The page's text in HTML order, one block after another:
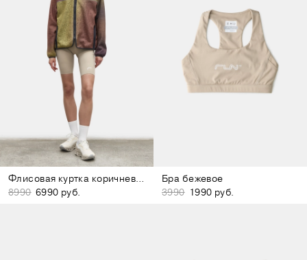
Флисовая куртка коричнево-жёлтая
8990 6990 руб.
Бра бежевое
3990 1990 руб.